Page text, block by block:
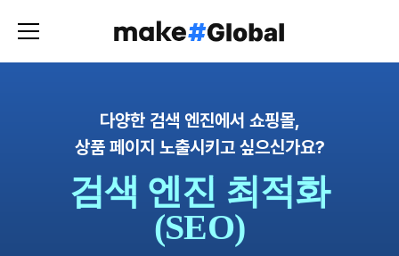
다양한 검색 엔진에서 쇼핑몰,
상품 페이지 노출시키고 싶으신가요?
검색 엔진 최적화
(SEO)